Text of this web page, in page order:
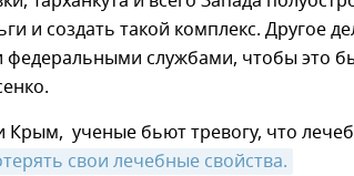
и создать такой комплекс. Другое
федеральными службами, чтобы это
Крым, ученые бьют тревогу, что
свои лечебные свойства.